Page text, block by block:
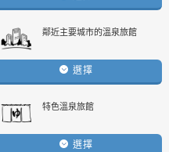
鄰近主要城市的溫泉旅館
選擇
特色溫泉旅館
選擇